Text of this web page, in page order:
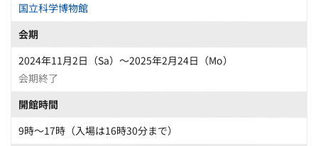
国立科学博物館
会期
2024年11月2日（Sa）〜2025年2月24日（Mo）
会期終了
開館時間
9時〜17時（入場は16時30分まで）